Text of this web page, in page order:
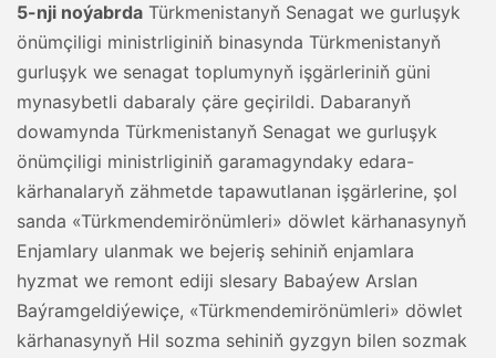
5-nji noýabrda Türkmenistanyň Senagat we gurluşyk
önümçiligi ministrliginiň binasynda Türkmenistanyň
gurluşyk we senagat toplumynyň işgärleriniň güni
mynasybetli dabaraly çäre geçirildi. Dabaranyň
dowamynda Türkmenistanyň Senagat we gurluşyk
önümçiligi ministrliginiň garamagyndaky edara-
kärhanalaryň zähmetde tapawutlanan işgärlerine, şol
sanda «Türkmendemirönümleri» döwlet kärhanasynyň
Enjamlary ulanmak we bejeriş sehiniň enjamlara
hyzmat we remont ediji slesary Babaýew Arslan
Baýramgeldiýewiçe, «Türkmendemirönümleri» döwlet
kärhanasynyň Hil sozma sehiniň gyzgyn bilen sozmak